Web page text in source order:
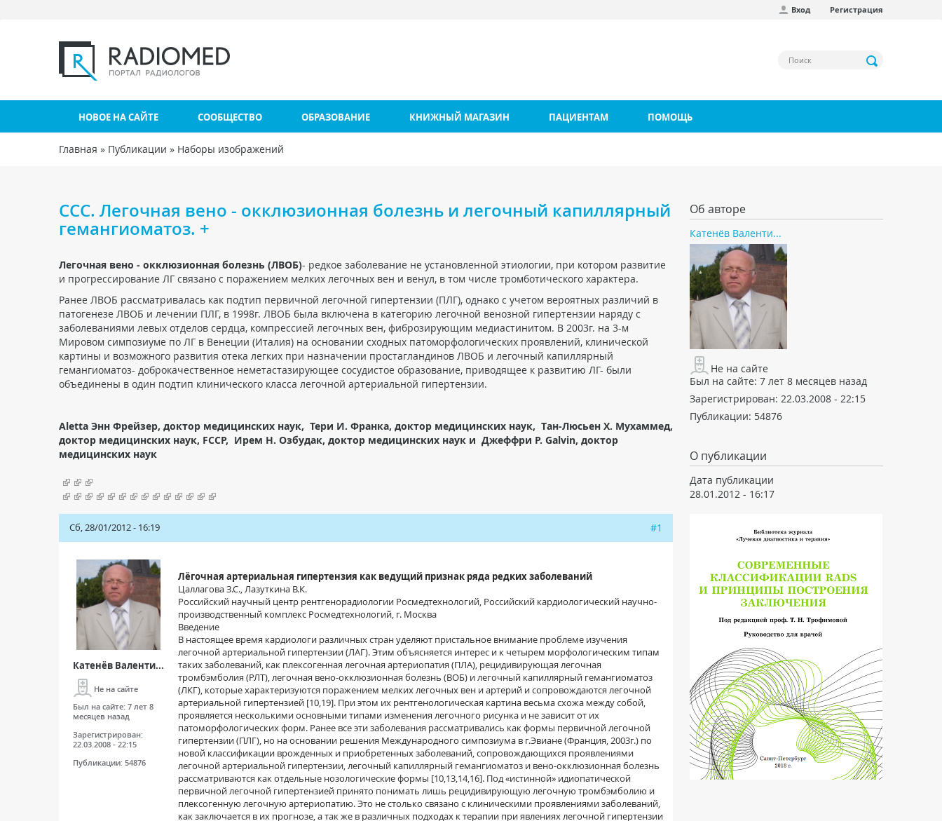
Вход Регистрация
НОВОЕ НА САЙТЕ СООБЩЕСТВО ОБРАЗОВАНИЕ КНИЖНЫЙ МАГАЗИН ПАЦИЕНТАМ ПОМОЩЬ
Вы здесь
Главная » Публикации » Наборы изображений
ССС. Легочная вено - окклюзионная болезнь и легочный капиллярный
гемангиоматоз. +
Легочная вено - окклюзионная болезнь (ЛВОБ)- редкое заболевание не установленной этиологии, при котором развитие
и прогрессирование ЛГ связано с поражением мелких легочных вен и венул, в том числе тромботического характера.
Ранее ЛВОБ рассматривалась как подтип первичной легочной гипертензии (ПЛГ), однако с учетом вероятных различий в
патогенезе ЛВОБ и лечении ПЛГ, в 1998г. ЛВОБ была включена в категорию легочной венозной гипертензии наряду с
заболеваниями левых отделов сердца, компрессией легочных вен, фиброзирующим медиастинитом. В 2003г. на 3-м
Мировом симпозиуме по ЛГ в Венеции (Италия) на основании сходных патоморфологических проявлений, клинической
картины и возможного развития отека легких при назначении простагландинов ЛВОБ и легочный капиллярный
гемангиоматоз- доброкачественное неметастазирующее сосудистое образование, приводящее к развитию ЛГ- были
объединены в один подтип клинического класса легочной артериальной гипертензии.
Aletta Энн Фрейзер, доктор медицинских наук, Тери И. Франка, доктор медицинских наук, Тан-Люсьен Х. Мухаммед,
доктор медицинских наук, FCCP, Ирем H. Озбудак, доктор медицинских наук и Джеффри Р. Galvin, доктор
медицинских наук
Сб, 28/01/2012 - 16:19 #1
Катенёв Валенти...
Не на сайте
Был на сайте: 7 лет 8
месяцев назад
Зарегистрирован:
22.03.2008 - 22:15
Публикации: 54876
Лёгочная артериальная гипертензия как ведущий признак ряда редких заболеваний
Цаллагова З.С., Лазуткина В.К.
Российский научный центр рентгенорадиологии Росмедтехнологий, Российский кардиологический научно-
производственный комплекс Росмедтехнологий, г. Москва
Введение
В настоящее время кардиологи различных стран уделяют пристальное внимание проблеме изучения
легочной артериальной гипертензии (ЛАГ). Этим объясняется интерес и к четырем морфологическим типам
таких заболеваний, как плексогенная легочная артериопатия (ПЛА), рецидивирующая легочная
тромбэмболия (РЛТ), легочная вено-окклюзионная болезнь (ВОБ) и легочный капиллярный гемангиоматоз
(ЛКГ), которые характеризуются поражением мелких легочных вен и артерий и сопровождаются легочной
артериальной гипертензией [10,19]. При этом их рентгенологическая картина весьма схожа между собой,
проявляется несколькими основными типами изменения легочного рисунка и не зависит от их
патоморфологических форм. Ранее все эти заболевания рассматривались как формы первичной легочной
гипертензии (ПЛГ), но на основании решения Международного симпозиума в г.Эвиане (Франция, 2003г.) по
новой классификации врожденных и приобретенных заболеваний, сопровождающихся проявлениями
легочной артериальной гипертензии, легочный капиллярный гемангиоматоз и вено-окклюзионная болезнь
рассматриваются как отдельные нозологические формы [10,13,14,16]. Под «истинной» идиопатической
первичной легочной гипертензией принято понимать лишь рецидивирующую легочную тромбэмболию и
плексогенную легочную артериопатию. Это не столько связано с клиническими проявлениями заболеваний,
как заключается в их прогнозе, а так же в различных подходах к терапии при явлениях легочной гипертензии
Об авторе
Катенёв Валенти...
Не на сайте
Был на сайте: 7 лет 8 месяцев назад
Зарегистрирован: 22.03.2008 - 22:15
Публикации: 54876
О публикации
Дата публикации
28.01.2012 - 16:17